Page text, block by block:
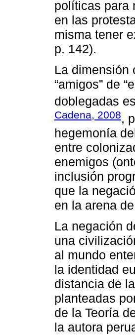
políticas para
en las
misma tener
p. 142).
La dimensión
“amigos” de
doblegadas
Cadena, 2008,
hegemonía
entre
enemigos
inclusión
que la
en la arena
La negación
una
al mundo
la identidad
distancia de
planteadas
de la Teoría
la autora